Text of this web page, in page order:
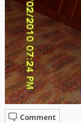
Comment